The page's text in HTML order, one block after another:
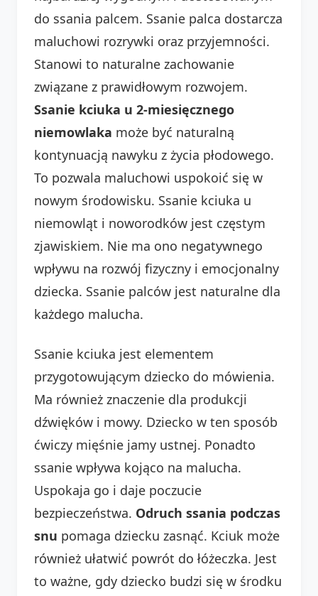
do ssania palcem. Ssanie palca dostarcza
maluchowi rozrywki oraz przyjemności.
Stanowi to naturalne zachowanie
związane z prawidłowym rozwojem.
Ssanie kciuka u 2-miesięcznego
niemowlaka może być naturalną
kontynuacją nawyku z życia płodowego.
To pozwala maluchowi uspokoić się w
nowym środowisku. Ssanie kciuka u
niemowląt i noworodków jest częstym
zjawiskiem. Nie ma ono negatywnego
wpływu na rozwój fizyczny i emocjonalny
dziecka. Ssanie palców jest naturalne dla
każdego malucha.
Ssanie kciuka jest elementem
przygotowującym dziecko do mówienia.
Ma również znaczenie dla produkcji
dźwięków i mowy. Dziecko w ten sposób
ćwiczy mięśnie jamy ustnej. Ponadto
ssanie wpływa kojąco na malucha.
Uspokaja go i daje poczucie
bezpieczeństwa. Odruch ssania podczas
snu pomaga dziecku zasnąć. Kciuk może
również ułatwić powrót do łóżeczka. Jest
to ważne, gdy dziecko budzi się w środku